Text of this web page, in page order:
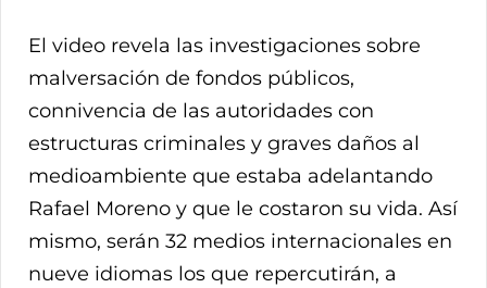
El video revela las investigaciones sobre
malversación de fondos públicos,
connivencia de las autoridades con
estructuras criminales y graves daños al
medioambiente que estaba adelantando
Rafael Moreno y que le costaron su vida. Así
mismo, serán 32 medios internacionales en
nueve idiomas los que repercutirán, a